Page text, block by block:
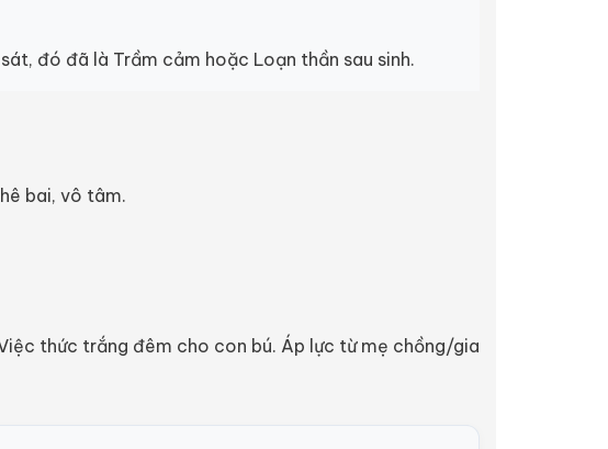
đó đã là Trầm cảm hoặc Loạn thần sau sinh.
bai, vô tâm.
thức trắng đêm cho con bú. Áp lực từ mẹ chồng/gia